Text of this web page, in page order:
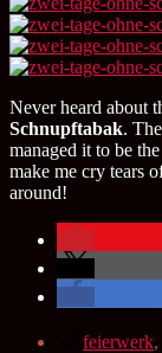
Never heard about
Schnupftabak.
managed it to be
make me cry tears
around!
Schlagwörter
feierwerk,